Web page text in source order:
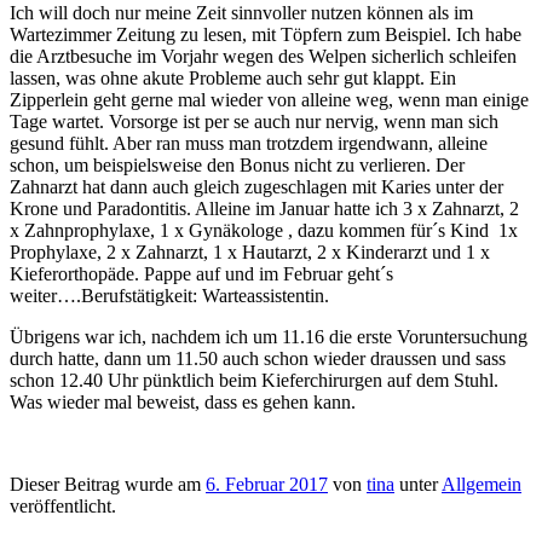
Ich will doch nur meine Zeit sinnvoller nutzen können als im
Wartezimmer Zeitung zu lesen, mit Töpfern zum Beispiel. Ich habe
die Arztbesuche im Vorjahr wegen des Welpen sicherlich schleifen
lassen, was ohne akute Probleme auch sehr gut klappt. Ein
Zipperlein geht gerne mal wieder von alleine weg, wenn man einige
Tage wartet. Vorsorge ist per se auch nur nervig, wenn man sich
gesund fühlt. Aber ran muss man trotzdem irgendwann, alleine
schon, um beispielsweise den Bonus nicht zu verlieren. Der
Zahnarzt hat dann auch gleich zugeschlagen mit Karies unter der
Krone und Paradontitis. Alleine im Januar hatte ich 3 x Zahnarzt, 2
x Zahnprophylaxe, 1 x Gynäkologe , dazu kommen für´s Kind 1x
Prophylaxe, 2 x Zahnarzt, 1 x Hautarzt, 2 x Kinderarzt und 1 x
Kieferorthopäde. Pappe auf und im Februar geht´s
weiter….Berufstätigkeit: Warteassistentin.
Übrigens war ich, nachdem ich um 11.16 die erste Voruntersuchung
durch hatte, dann um 11.50 auch schon wieder draussen und sass
schon 12.40 Uhr pünktlich beim Kieferchirurgen auf dem Stuhl.
Was wieder mal beweist, dass es gehen kann.
Dieser Beitrag wurde am 6. Februar 2017 von tina unterAllgemein
veröffentlicht.